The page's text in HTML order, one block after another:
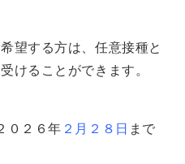
望する方は、任意接種と
けることができます。
０２６年 ２月２８日 まで